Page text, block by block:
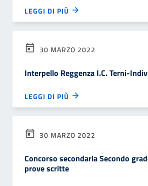
LEGGI DI PIÙ
30 MARZO 2022
Interpello Reggenza I.C. Terni-
LEGGI DI PIÙ
30 MARZO 2022
Concorso secondaria Secondo
prove scritte